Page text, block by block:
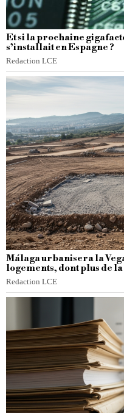
Et si la prochaine
s’installait en Espagne ?
Redaction LCE
Málaga urbanisera la
logements, dont plus de
Redaction LCE